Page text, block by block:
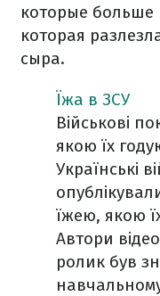
которые
которая
сыра.
Їжа в ЗСУ
Військові
якою їх
Українські
їжею, якою
Автори
ролик був